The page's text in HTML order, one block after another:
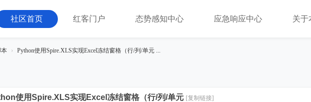
社区首页 红客门户 态势感知中心 应急响应中心 关于
› Python使用Spire.XLS实现Excel冻结窗格（行/列/单元 ...
使用Spire.XLS实现Excel冻结窗格（行/列/单元 [复制链接]